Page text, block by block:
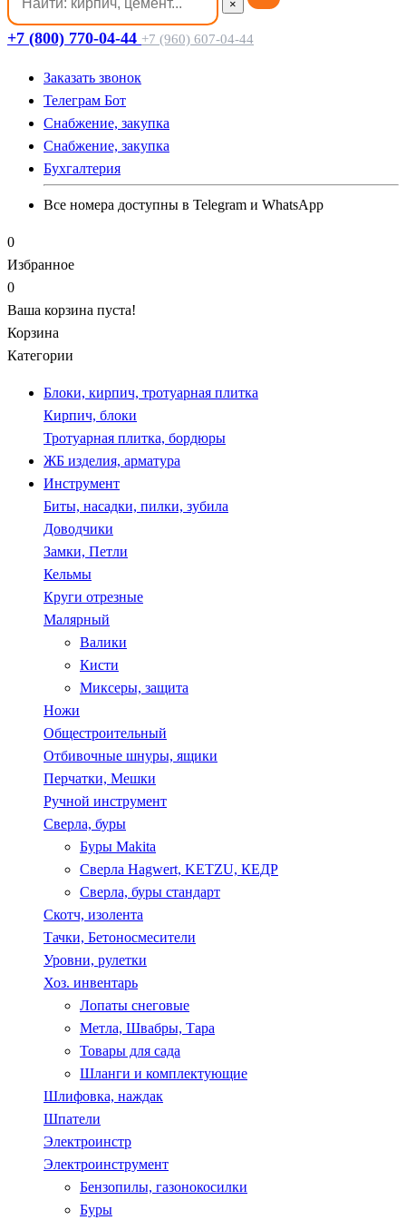
×
+7 (800) 770-04-44 +7 (960) 607-04-44
Заказать звонок
Телеграм Бот
Cнабжение, закупка
Cнабжение, закупка
Бухгалтерия
Все номера доступны в Telegram и WhatsApp
0
Избранное
0
Ваша корзина пуста!
Корзина
Категории
Блоки, кирпич, тротуарная плитка
Кирпич, блоки
Тротуарная плитка, бордюры
ЖБ изделия, арматура
Инструмент
Биты, насадки, пилки, зубила
Доводчики
Замки, Петли
Кельмы
Круги отрезные
Малярный
Валики
Кисти
Миксеры, защита
Ножи
Общестроительный
Отбивочные шнуры, ящики
Перчатки, Мешки
Ручной инструмент
Сверла, буры
Буры Makita
Сверла Hagwert, KETZU, КЕДР
Сверла, буры стандарт
Скотч, изолента
Тачки, Бетоносмесители
Уровни, рулетки
Хоз. инвентарь
Лопаты снеговые
Метла, Швабры, Тара
Товары для сада
Шланги и комплектующие
Шлифовка, наждак
Шпатели
Электроинстр
Электроинструмент
Бензопилы, газонокосилки
Буры